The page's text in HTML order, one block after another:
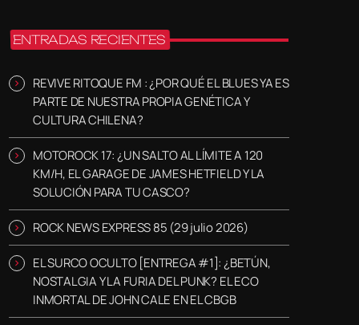
ENTRADAS RECIENTES
REVIVE RITOQUE FM : ¿POR QUÉ EL BLUES YA ES
PARTE DE NUESTRA PROPIA GENÉTICA Y
CULTURA CHILENA?
MOTOROCK 17: ¿UN SALTO AL LÍMITE A 120
KM/H, EL GARAGE DE JAMES HETFIELD Y LA
SOLUCIÓN PARA TU CASCO?
ROCK NEWS EXPRESS 85 (29 julio 2026)
EL SURCO OCULTO [ENTREGA #1]: ¿BETÚN,
NOSTALGIA Y LA FURIA DEL PUNK? EL ECO
INMORTAL DE JOHN CALE EN EL CBGB